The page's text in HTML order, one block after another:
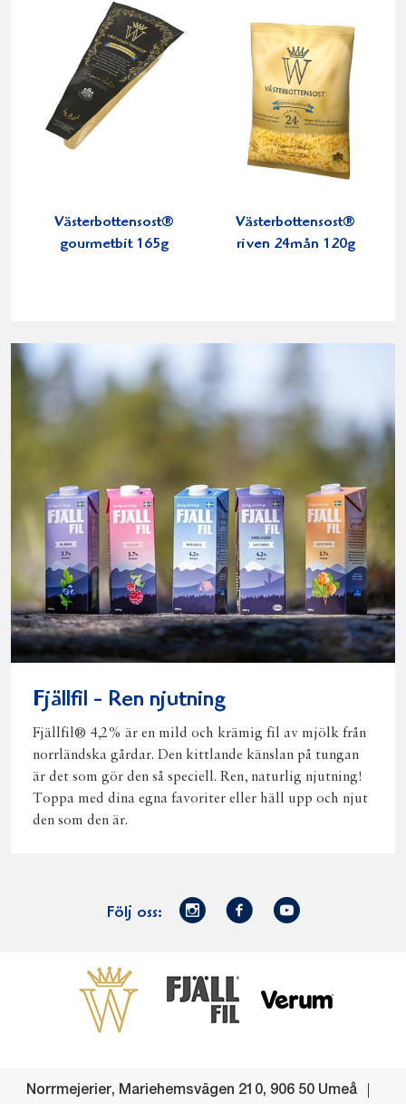
Västerbottensost®
gourmetbit 165g
Västerbottensost®
riven 24mån 120g
Fjällfil - Ren njutning
Fjällfil® 4,2% är en mild och krämig fil av mjölk från
norrländska gårdar. Den kittlande känslan på tungan
är det som gör den så speciell. Ren, naturlig njutning!
Toppa med dina egna favoriter eller häll upp och njut
den som den är.
Följ oss:
Norrmejerier
Facebook
Youtube
Gör gott för
Mjölkgården,
Norrländska
Dina
VästerbottensostFjällfil
Norrmejerier, Mariehemsvägen 210, 906 50 Umeå